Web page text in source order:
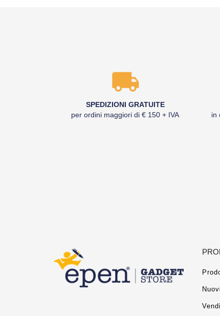
SPEDIZIONI GRATUITE
per ordini maggiori di € 150 + IVA
in